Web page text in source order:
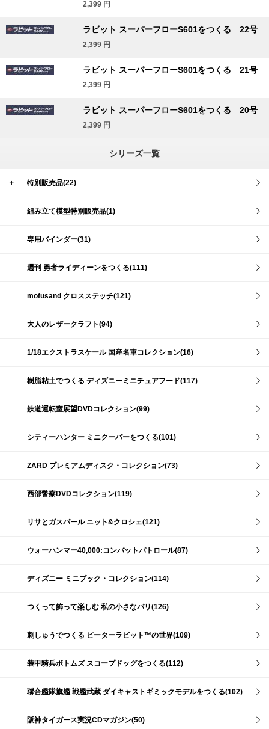
2,399 円
ラビット スーパーフローS601をつくる 22号
2,399 円
ラビット スーパーフローS601をつくる 21号
2,399 円
ラビット スーパーフローS601をつくる 20号
2,399 円
シリーズ一覧
＋ 特別販売品(22)
組み立て模型特別販売品(1)
専用バインダー(31)
週刊 勇者ライディーンをつくる(111)
mofusand クロスステッチ(121)
大人のレザークラフト(94)
1/18エクストラスケール 国産名車コレクション(16)
樹脂粘土でつくる ディズニーミニチュアフード(117)
鉄道運転室展望DVDコレクション(99)
シティーハンター ミニクーパーをつくる(101)
ZARD プレミアムディスク・コレクション(73)
西部警察DVDコレクション(119)
リサとガスパール ニット&クロシェ(121)
ウォーハンマー40,000:コンバットパトロール(87)
ディズニー ミニブック・コレクション(114)
つくって飾って楽しむ 私の小さなパリ(126)
刺しゅうでつくる ピーターラビット™の世界(109)
装甲騎兵ボトムズ スコープドッグをつくる(112)
聯合艦隊旗艦 戦艦武蔵 ダイキャストギミックモデルをつくる(102)
阪神タイガース実況CDマガジン(50)